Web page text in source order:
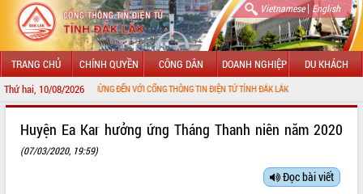
Vietnamese| English
TRANG CHỦ CHÍNH QUYỀN CÔNG DÂN DOANH NGHIỆP DU KHÁCH
Thứ hai, 10/08/2026
CHÀO MỪNG ĐẾN VỚI CỔNG THÔNG TIN ĐIỆN TỬ TỈNH ĐẮK LẮK
LÃNH ĐẠO UBND TỈNH
Huyện Ea Kar hưởng ứng Tháng Thanh niên năm 2020
(07/03/2020, 19:59)
Đọc bài viết